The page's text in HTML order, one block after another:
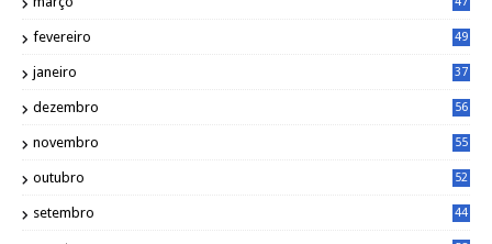
fevereiro 49
janeiro 37
dezembro 56
novembro 55
outubro 52
setembro 44